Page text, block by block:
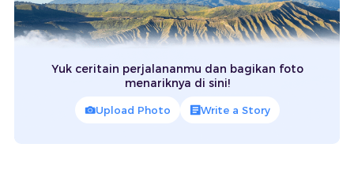
Yuk ceritain perjalananmu dan bagikan foto
menariknya di sini!
Upload Photo Write a Story